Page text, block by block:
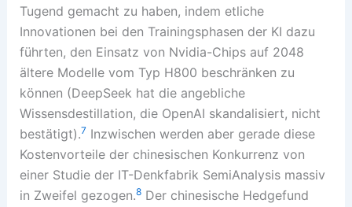
Tugend gemacht zu haben, indem etliche
Innovationen bei den Trainingsphasen der KI dazu
führten, den Einsatz von Nvidia-Chips auf 2048
ältere Modelle vom Typ H800 beschränken zu
können (DeepSeek hat die angebliche
Wissensdestillation, die OpenAI skandalisiert, nicht
bestätigt).7 Inzwischen werden aber gerade diese
Kostenvorteile der chinesischen Konkurrenz von
einer Studie der IT-Denkfabrik SemiAnalysis massiv
in Zweifel gezogen.8Der chinesische Hedgefund